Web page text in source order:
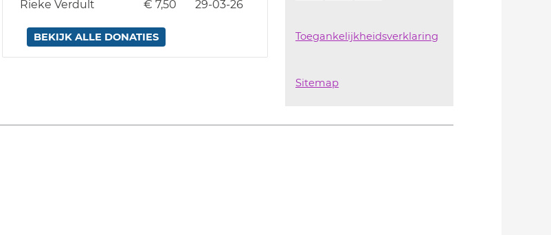
Rieke Verdult
€ 7,50 29-03-26
BEKIJK ALLE DONATIES Toegankelijkheidsverklaring
Sitemap